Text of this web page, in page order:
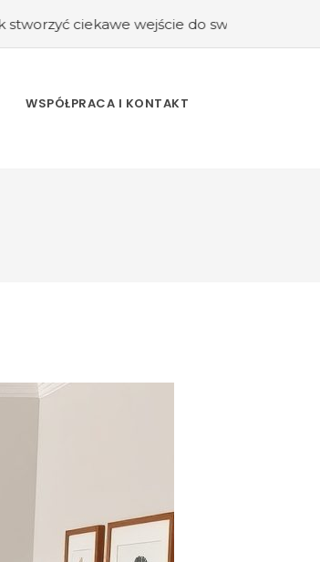
wejście do swojego domu?
WSPÓŁPRACA I KONTAKT